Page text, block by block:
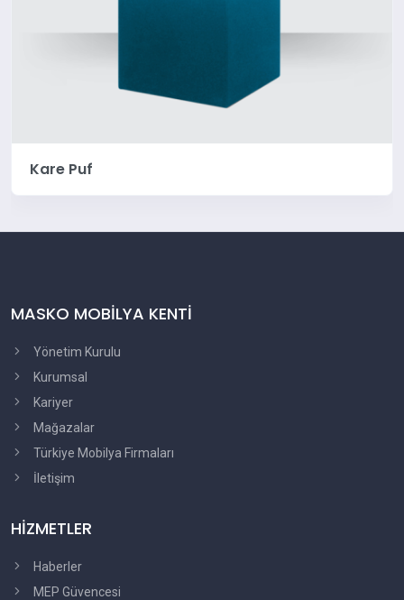
Kare Puf
MASKO MOBİLYA KENTİ
Yönetim Kurulu
Kurumsal
Kariyer
Mağazalar
Türkiye Mobilya Firmaları
İletişim
HİZMETLER
Haberler
MEP Güvencesi